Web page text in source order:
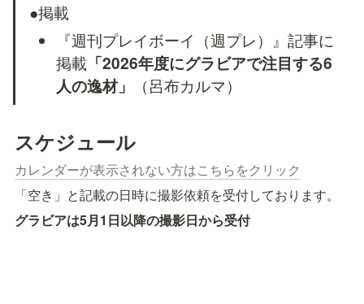
●掲載
『週刊プレイボーイ（週プレ）』記事に
掲載 「2026年度にグラビアで注目する6
人の逸材」
（呂布カルマ）
スケジュール
カレンダーが表示されない方はこちらをクリック
「空き」と記載の日時に撮影依頼を受付しております。
グラビアは5月1日以降の撮影日から受付